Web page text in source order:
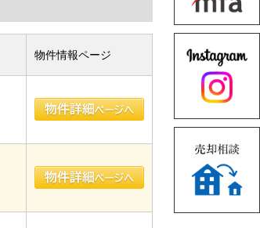
物件情報ページ